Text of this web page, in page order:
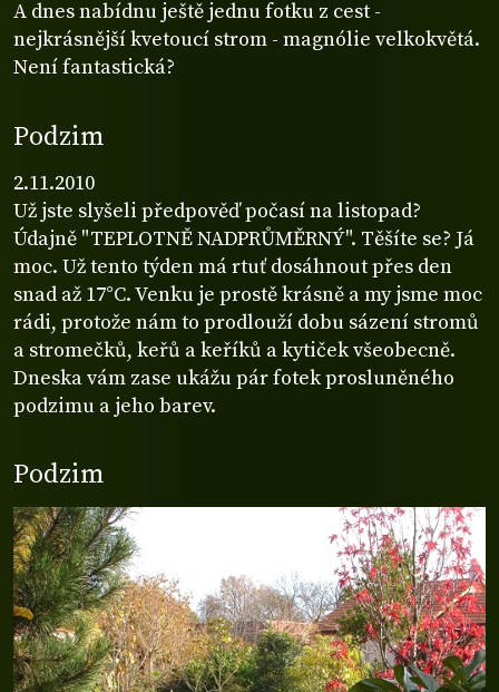
A dnes nabídnu ještě jednu fotku z cest -
nejkrásnější kvetoucí strom - magnólie velkokvětá.
Není fantastická?
Podzim
2.11.2010
Už jste slyšeli předpověď počasí na listopad?
Údajně "TEPLOTNĚ NADPRŮMĚRNÝ". Těšíte se? Já
moc. Už tento týden má rtuť dosáhnout přes den
snad až 17°C. Venku je prostě krásně a my jsme moc
rádi, protože nám to prodlouží dobu sázení stromů
a stromečků, keřů a keříků a kytiček všeobecně.
Dneska vám zase ukážu pár fotek prosluněného
podzimu a jeho barev.
Podzim